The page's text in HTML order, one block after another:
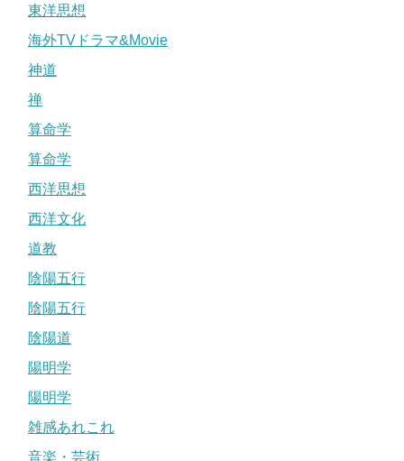
東洋思想
海外TVドラマ&Movie
神道
禅
算命学
算命学
西洋思想
西洋文化
道教
陰陽五行
陰陽五行
陰陽道
陽明学
陽明学
雑感あれこれ
音楽・芸術